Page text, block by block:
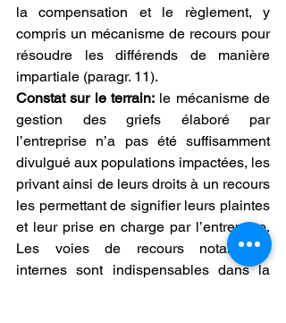
la compensation et le règlement, y
compris un mécanisme de recours pour
résoudre les différends de manière
impartiale (paragr. 11).
Constat sur le terrain: le mécanisme de
gestion des griefs élaboré par
l’entreprise n’a pas été suffisamment
divulgué aux populations impactées, les
privant ainsi de leurs droits à un recours
les permettant de signifier leurs plaintes
et leur prise en charge par l’entreprise.
Les voies de recours notamment
internes sont indispensables dans la